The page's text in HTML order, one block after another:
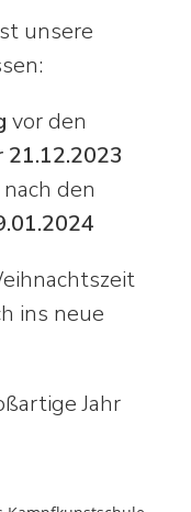
unsere
vor den
21.12.2023
nach den
ins neue
Jahr